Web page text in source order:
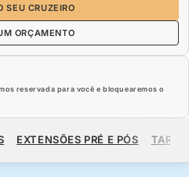
SEU CRUZEIRO
ORÇAMENTO
reservada para você e bloquearemos o
8.304
EXTENSÕES PRÉ E PÓS